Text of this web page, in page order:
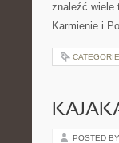
znaleźć wiele
Karmienie i
POSTED